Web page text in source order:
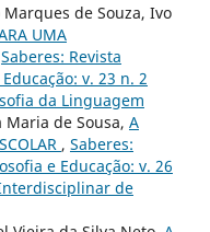
de Souza, Ivo
UMA
Saberes: Revista
v. 23 n. 2
da Linguagem
Maria de Sousa, A
, Saberes:
e Educação: v. 26
de